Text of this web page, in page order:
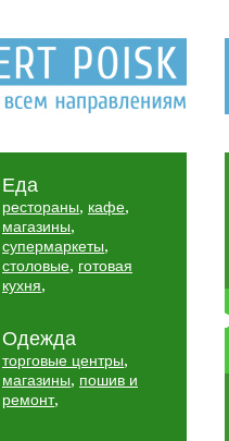
Еда
рестораны, кафе,
магазины,
супермаркеты,
столовые, готовая
кухня,
Одежда
торговые центры,
магазины, пошив и
ремонт,